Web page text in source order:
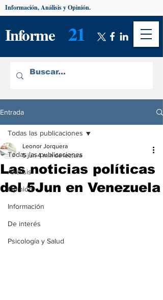
Informe 21
Información, Análisis y Opinión.
Entrada
Todas las publicaciones
Análisis
Opinión
Información
De interés
Psicología y Salud
Todas las publicaciones
Las noticias políticas
del 5Jun en Venezuela
Leonor Jorquera
5 jun 4 min de lectura